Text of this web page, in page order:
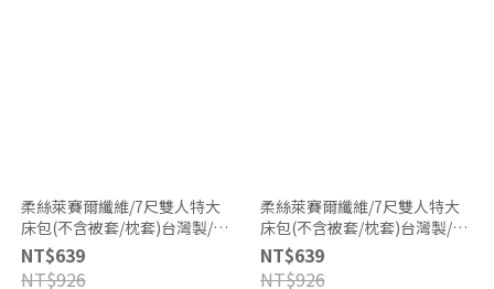
柔絲萊賽爾纖維/7尺雙人特大
床包(不含被套/枕套)台灣製/月
白藍
NT$639
NT$926
柔絲萊賽爾纖維/7尺雙人特大
床包(不含被套/枕套)台灣製/水
空色
NT$639
NT$926